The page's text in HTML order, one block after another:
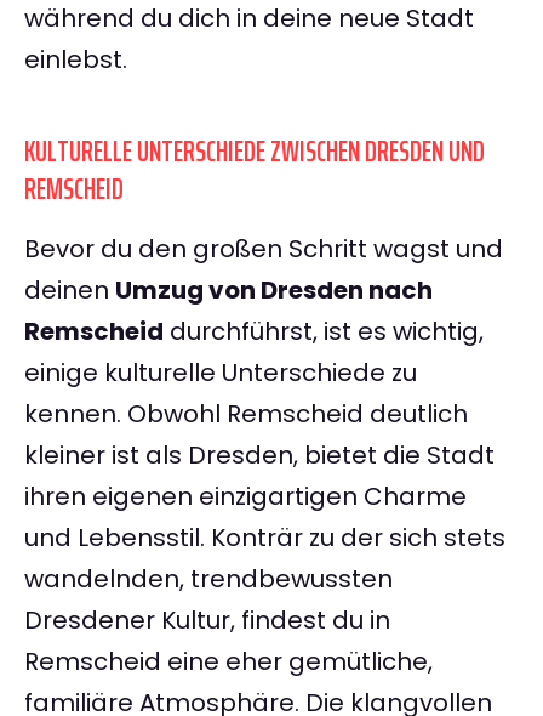
während du dich in deine neue Stadt
einlebst.
KULTURELLE UNTERSCHIEDE ZWISCHEN DRESDEN UND
REMSCHEID
Bevor du den großen Schritt wagst und
deinen Umzug von Dresden nach
Remscheid durchführst, ist es wichtig,
einige kulturelle Unterschiede zu
kennen. Obwohl Remscheid deutlich
kleiner ist als Dresden, bietet die Stadt
ihren eigenen einzigartigen Charme
und Lebensstil. Konträr zu der sich stets
wandelnden, trendbewussten
Dresdener Kultur, findest du in
Remscheid eine eher gemütliche,
familiäre Atmosphäre. Die klangvollen